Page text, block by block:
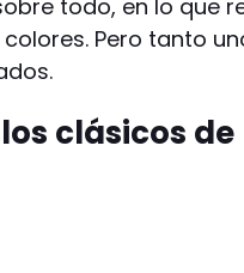
todo, en lo que
Pero tanto
clásicos de